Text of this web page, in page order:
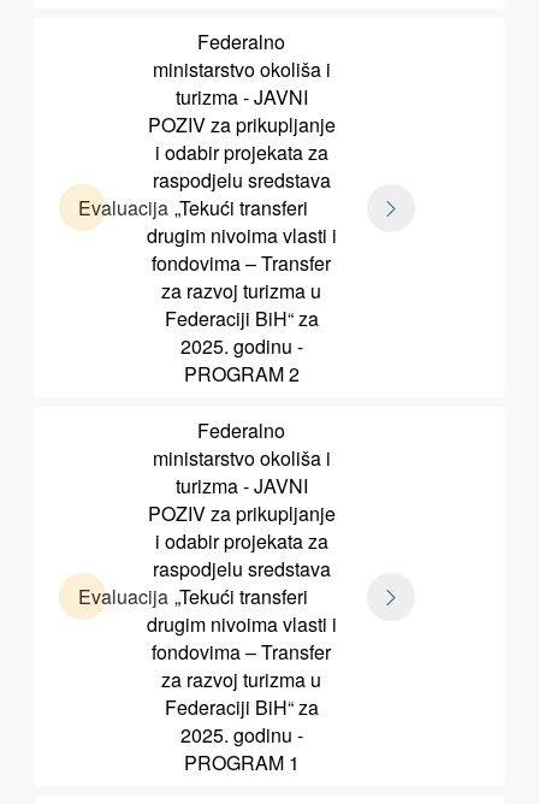
Evaluacija
Federalno
ministarstvo okoliša i
turizma - JAVNI
POZIV za prikupljanje
i odabir projekata za
raspodjelu sredstava
„Tekući transferi
drugim nivoima vlasti i
fondovima – Transfer
za razvoj turizma u
Federaciji BiH“ za
2025. godinu -
PROGRAM 2
Evaluacija
Federalno
ministarstvo okoliša i
turizma - JAVNI
POZIV za prikupljanje
i odabir projekata za
raspodjelu sredstava
„Tekući transferi
drugim nivoima vlasti i
fondovima – Transfer
za razvoj turizma u
Federaciji BiH“ za
2025. godinu -
PROGRAM 1